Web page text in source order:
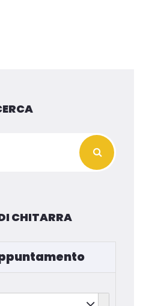
CHITARRA